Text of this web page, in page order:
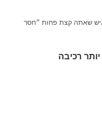
שאתה קצת פחות ״חסר